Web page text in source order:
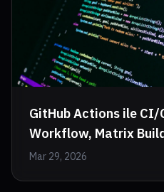
GitHub Actions ile CI/
Workflow, Matrix
Mar 29, 2026